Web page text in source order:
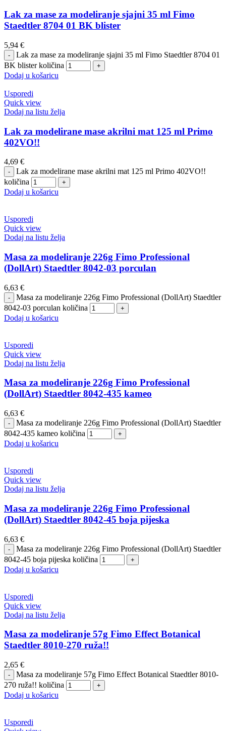
Lak za mase za modeliranje sjajni 35 ml Fimo
Staedtler 8704 01 BK blister
5,94 €
Lak za mase za modeliranje sjajni 35 ml Fimo Staedtler 8704 01
BK blister količina
Dodaj u košaricu
Usporedi
Quick view
Dodaj na listu želja
Lak za modelirane mase akrilni mat 125 ml Primo
402VO!!
4,69 €
Lak za modelirane mase akrilni mat 125 ml Primo 402VO!!
količina
Dodaj u košaricu
Usporedi
Quick view
Dodaj na listu želja
Masa za modeliranje 226g Fimo Professional
(DollArt) Staedtler 8042-03 porculan
6,63 €
Masa za modeliranje 226g Fimo Professional (DollArt) Staedtler
8042-03 porculan količina
Dodaj u košaricu
Usporedi
Quick view
Dodaj na listu želja
Masa za modeliranje 226g Fimo Professional
(DollArt) Staedtler 8042-435 kameo
6,63 €
Masa za modeliranje 226g Fimo Professional (DollArt) Staedtler
8042-435 kameo količina
Dodaj u košaricu
Usporedi
Quick view
Dodaj na listu želja
Masa za modeliranje 226g Fimo Professional
(DollArt) Staedtler 8042-45 boja pijeska
6,63 €
Masa za modeliranje 226g Fimo Professional (DollArt) Staedtler
8042-45 boja pijeska količina
Dodaj u košaricu
Usporedi
Quick view
Dodaj na listu želja
Masa za modeliranje 57g Fimo Effect Botanical
Staedtler 8010-270 ruža!!
2,65 €
Masa za modeliranje 57g Fimo Effect Botanical Staedtler 8010-
270 ruža!! količina
Dodaj u košaricu
Usporedi